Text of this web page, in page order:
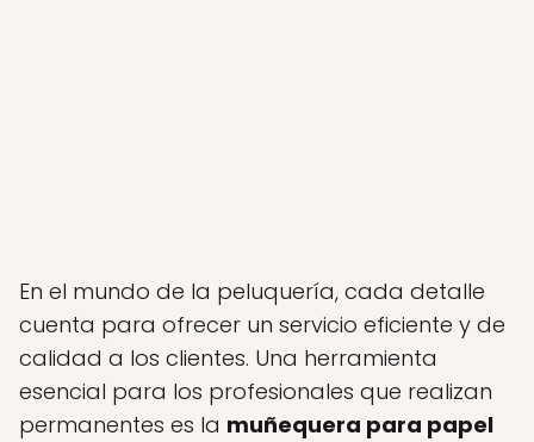
En el mundo de la peluquería, cada detalle
cuenta para ofrecer un servicio eficiente y de
calidad a los clientes. Una herramienta
esencial para los profesionales que realizan
permanentes es la muñequera para papel